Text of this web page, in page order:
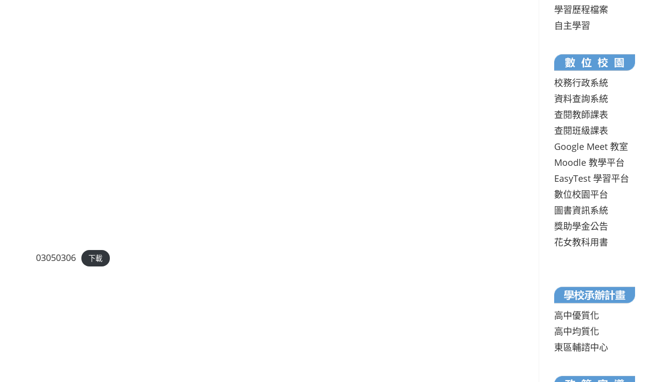
03050306 下載
學習歷程檔案
自主學習
校務行政系統
資料查詢系統
查閱教師課表
查閱班級課表
Google Meet 教室
Moodle 教學平台
EasyTest 學習平台
數位校園平台
圖書資訊系統
獎助學金公告
花女教科用書
高中優質化
高中均質化
東區輔諮中心